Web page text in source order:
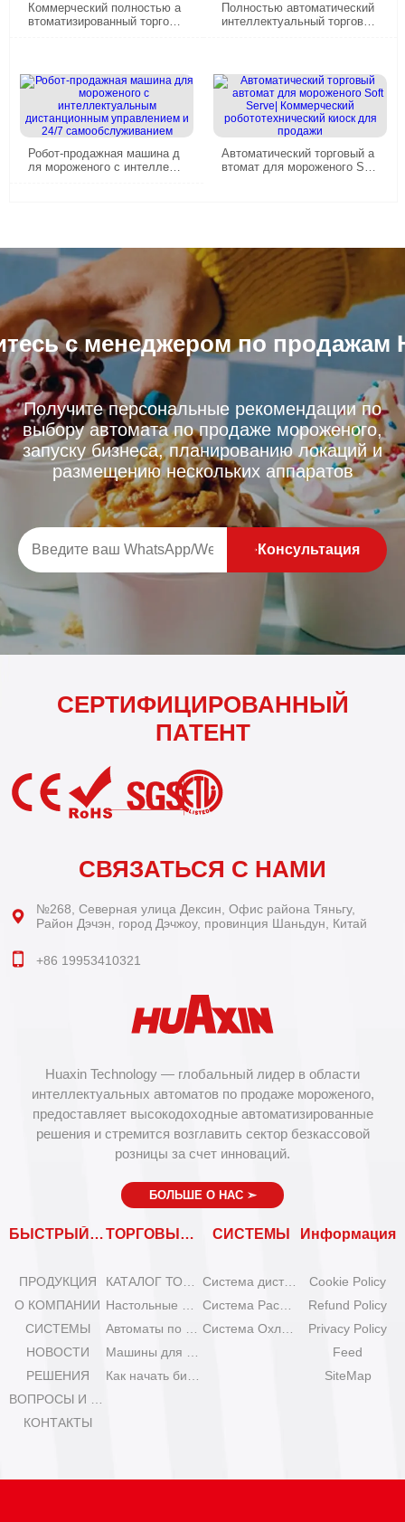
Коммерческий полностью а
втоматизированный торговы
ск
Полностью автоматический
интеллектуальный торговый
с высоким уровнем трафика
Робот-продажная машина д
ля мороженого с интеллект
Автоматический торговый а
втомат для мороженого Soft
с менеджером по продажам
Получите персональные рекомендации по
выбору автомата по продаже мороженого,
запуску бизнеса, планированию локаций и
размещению нескольких аппаратов
Консультация
Huaxin Technology — глобальный лидер в области
интеллектуальных автоматов по продаже мороженого,
предоставляет высокодоходные автоматизированные
решения и стремится возглавить сектор безкассовой
розницы за счет инноваций.
БОЛЬШЕ О НАС ➣
БЫСТРЫЙ ВХОД
ПРОДУКЦИЯ
О КОМПАНИИ
СИСТЕМЫ
НОВОСТИ
РЕШЕНИЯ
КОНТАКТЫ
ТОРГОВЫЕ АВТОМАТЫ СИСТЕМЫ Информация
Cookie Policy
Refund Policy
Privacy Policy
Feed
SiteMap
СЕРТИФИЦИРОВАННЫЙ
ПАТЕНТ
СВЯЗАТЬСЯ С НАМИ
№268, Северная улица Дексин, Офис района Тяньгу,
Район Дэчэн, город Дэчжоу, провинция Шаньдун, Китай
+86 19953410321